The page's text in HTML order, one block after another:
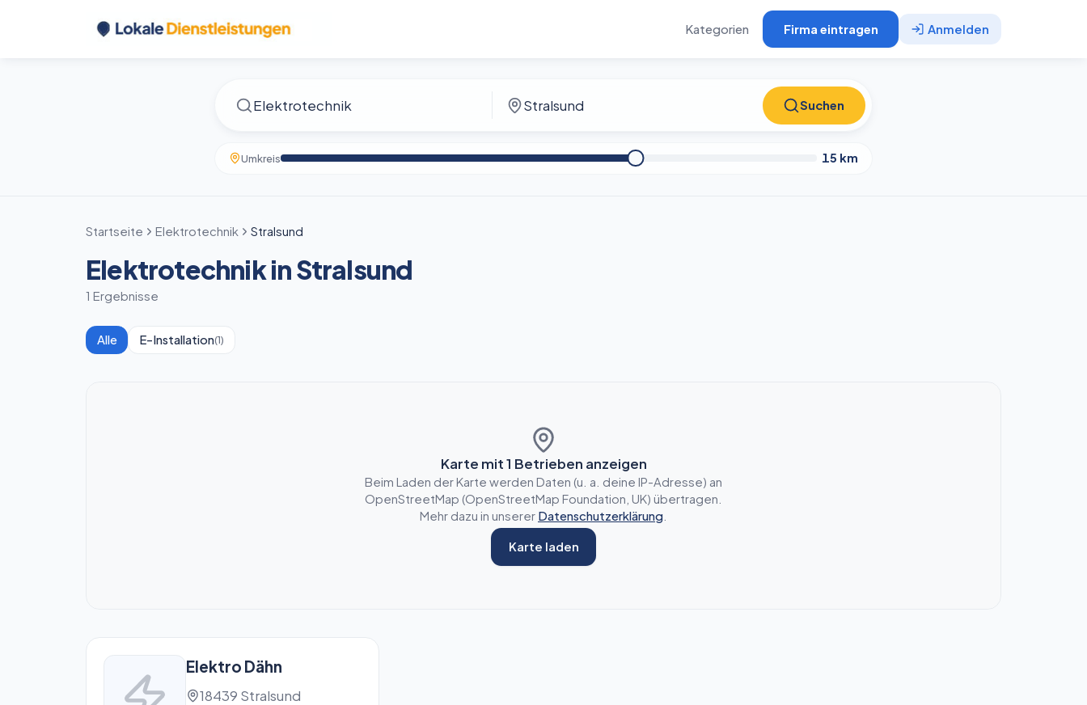
Kategorien Firma eintragen Anmelden
Suchen
Umkreis 15 km
Startseite Elektrotechnik Stralsund
Elektrotechnik in Stralsund
1 Ergebnisse
Alle E-Installation(1)
Karte mit1 Betrieben anzeigen
Beim Laden der Karte werden Daten (u. a. deine IP-Adresse) an
OpenStreetMap (OpenStreetMap Foundation, UK) übertragen.
Mehr dazu in unserer Datenschutzerklärung
Karte laden
Elektro Dähn
18439 Stralsund